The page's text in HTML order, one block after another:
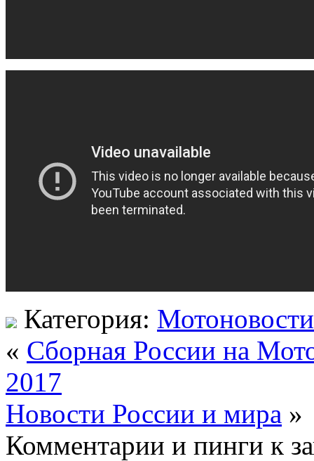
Категория: Мотоновости
« Сборная России на
2017
Новости России и мира »
Комментарии и пинги к